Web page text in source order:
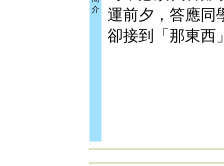
介
運前夕，答應同
卻接到「那東